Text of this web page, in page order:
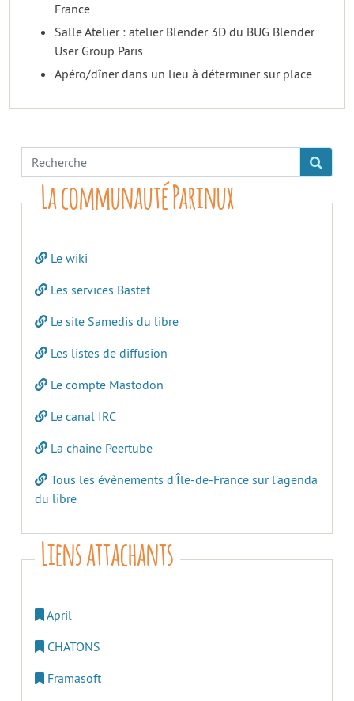
France
Salle Atelier : atelier Blender 3D du BUG Blender
User Group Paris
Apéro/dîner dans un lieu à déterminer sur place
La communauté Parinux
Le wiki
Les services Bastet
Le site Samedis du libre
Les listes de diffusion
Le compte Mastodon
Le canal IRC
La chaine Peertube
Tous les évènements d’Île-de-France sur l’agenda
du libre
Liens attachants
April
CHATONS
Framasoft